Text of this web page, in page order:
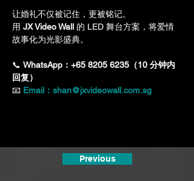
让婚礼不仅被记住，更被铭记。
用 JX Video Wall 的 LED 舞台方案，将爱情
故事化为光影盛典。
📞 WhatsApp：+65 8205 6235（10 分钟内
回复）
📧 Email：shan@jxvideowall.com.sg
Previous